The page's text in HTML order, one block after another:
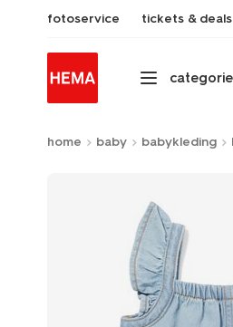
fotoservice tickets & deals
home baby babykleding